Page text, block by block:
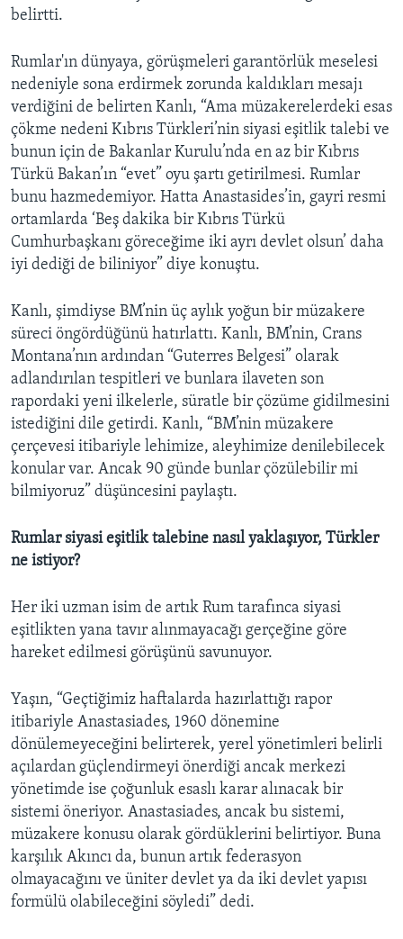
belirtti.
Rumlar'ın dünyaya, görüşmeleri garantörlük meselesi
nedeniyle sona erdirmek zorunda kaldıkları mesajı
verdiğini de belirten Kanlı, “Ama müzakerelerdeki esas
çökme nedeni Kıbrıs Türkleri’nin siyasi eşitlik talebi ve
bunun için de Bakanlar Kurulu’nda en az bir Kıbrıs
Türkü Bakan’ın “evet” oyu şartı getirilmesi. Rumlar
bunu hazmedemiyor. Hatta Anastasides’in, gayri resmi
ortamlarda ‘Beş dakika bir Kıbrıs Türkü
Cumhurbaşkanı göreceğime iki ayrı devlet olsun’ daha
iyi dediği de biliniyor” diye konuştu.
Kanlı, şimdiyse BM’nin üç aylık yoğun bir müzakere
süreci öngördüğünü hatırlattı. Kanlı, BM’nin, Crans
Montana’nın ardından “Guterres Belgesi” olarak
adlandırılan tespitleri ve bunlara ilaveten son
rapordaki yeni ilkelerle, süratle bir çözüme gidilmesini
istediğini dile getirdi. Kanlı, “BM’nin müzakere
çerçevesi itibariyle lehimize, aleyhimize denilebilecek
konular var. Ancak 90 günde bunlar çözülebilir mi
bilmiyoruz” düşüncesini paylaştı.
Rumlar siyasi eşitlik talebine nasıl yaklaşıyor, Türkler
ne istiyor?
Her iki uzman isim de artık Rum tarafınca siyasi
eşitlikten yana tavır alınmayacağı gerçeğine göre
hareket edilmesi görüşünü savunuyor.
Yaşın, “Geçtiğimiz haftalarda hazırlattığı rapor
itibariyle Anastasiades, 1960 dönemine
dönülemeyeceğini belirterek, yerel yönetimleri belirli
açılardan güçlendirmeyi önerdiği ancak merkezi
yönetimde ise çoğunluk esaslı karar alınacak bir
sistemi öneriyor. Anastasiades, ancak bu sistemi,
müzakere konusu olarak gördüklerini belirtiyor. Buna
karşılık Akıncı da, bunun artık federasyon
olmayacağını ve üniter devlet ya da iki devlet yapısı
formülü olabileceğini söyledi” dedi.